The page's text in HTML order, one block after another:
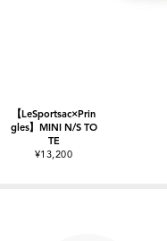
【LeSportsac×Prin
gles】MINI N/S TO
TE
¥13,200